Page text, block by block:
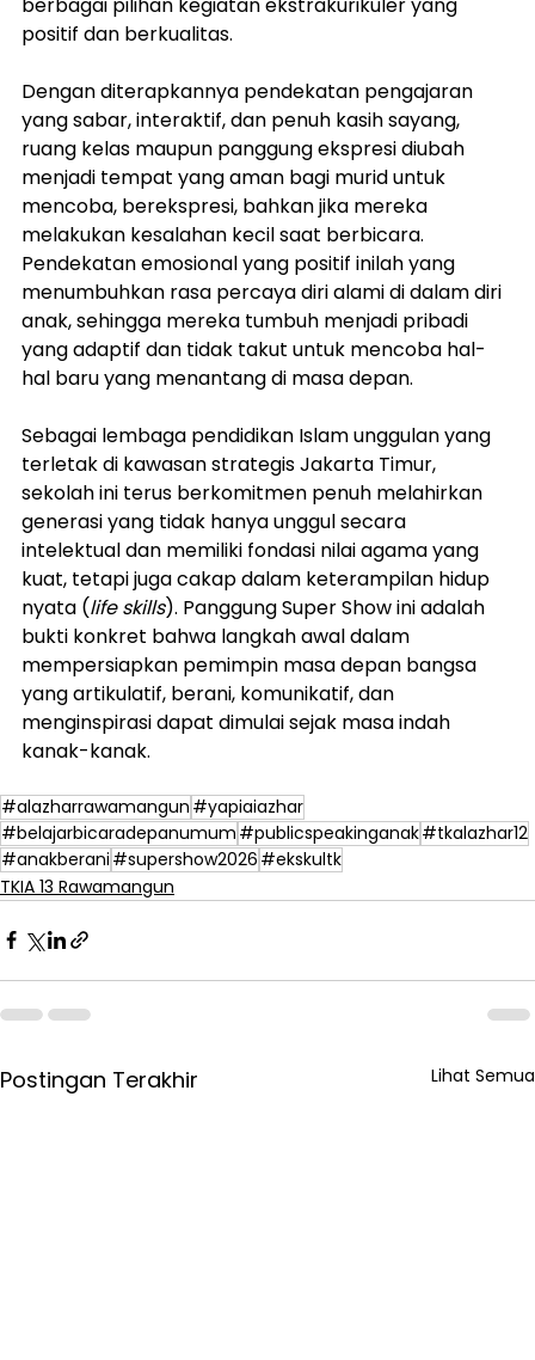
positif dan berkualitas.
Dengan diterapkannya pendekatan pengajaran
yang sabar, interaktif, dan penuh kasih sayang,
ruang kelas maupun panggung ekspresi diubah
menjadi tempat yang aman bagi murid untuk
mencoba, berekspresi, bahkan jika mereka
melakukan kesalahan kecil saat berbicara.
Pendekatan emosional yang positif inilah yang
menumbuhkan rasa percaya diri alami di dalam diri
anak, sehingga mereka tumbuh menjadi pribadi
yang adaptif dan tidak takut untuk mencoba hal-
hal baru yang menantang di masa depan.
Sebagai lembaga pendidikan Islam unggulan yang
terletak di kawasan strategis Jakarta Timur,
sekolah ini terus berkomitmen penuh melahirkan
generasi yang tidak hanya unggul secara
intelektual dan memiliki fondasi nilai agama yang
kuat, tetapi juga cakap dalam keterampilan hidup
nyata (life skills). Panggung Super Show ini adalah
bukti konkret bahwa langkah awal dalam
mempersiapkan pemimpin masa depan bangsa
yang artikulatif, berani, komunikatif, dan
menginspirasi dapat dimulai sejak masa indah
kanak-kanak.
#alazharrawamangun #yapiaiazhar
#belajarbicaradepanumum #publicspeakinganak#tkalazhar12
#anakberani #supershow2026 #ekskultk
TKIA 13 Rawamangun
Postingan Terakhir Lihat Semua